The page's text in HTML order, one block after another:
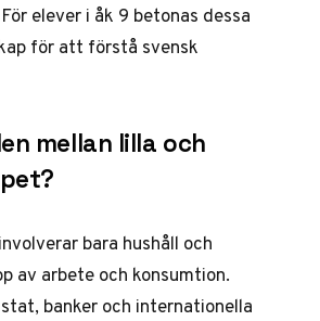
elever i åk 9 betonas dessa
för att förstå svensk
mellan lilla och
bara hushåll och
av arbete och konsumtion.
banker och internationella